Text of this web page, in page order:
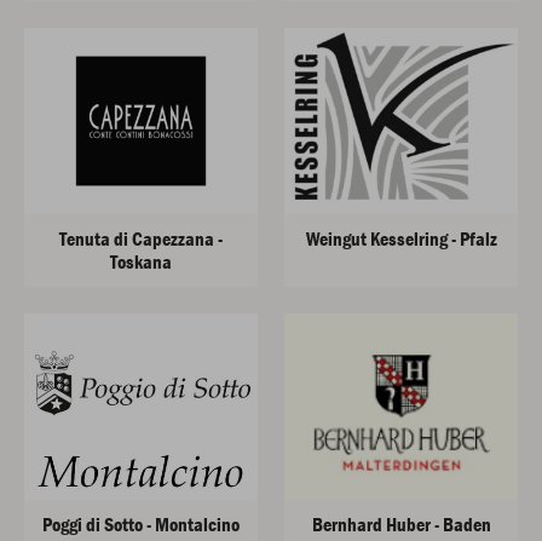
Tenuta di Capezzana -
Toskana
Weingut Kesselring - Pfalz
Poggi di Sotto - Montalcino Bernhard Huber - Baden